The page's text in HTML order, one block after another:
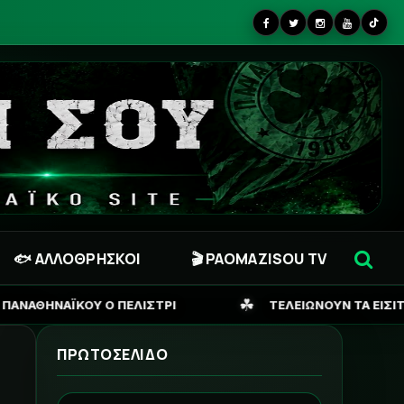
🐟 ΑΛΛΟΘΡΗΣΚΟΙ 🎬 PAOMAZISOU TV
☘ ΤΕΛΕΙΩΝΟΥΝ ΤΑ ΕΙΣΙΤΗΡΙΑ ΓΙΑ ΣΟΦΙΑ,
ΠΡΩΤΟΣΕΛΙΔΟ